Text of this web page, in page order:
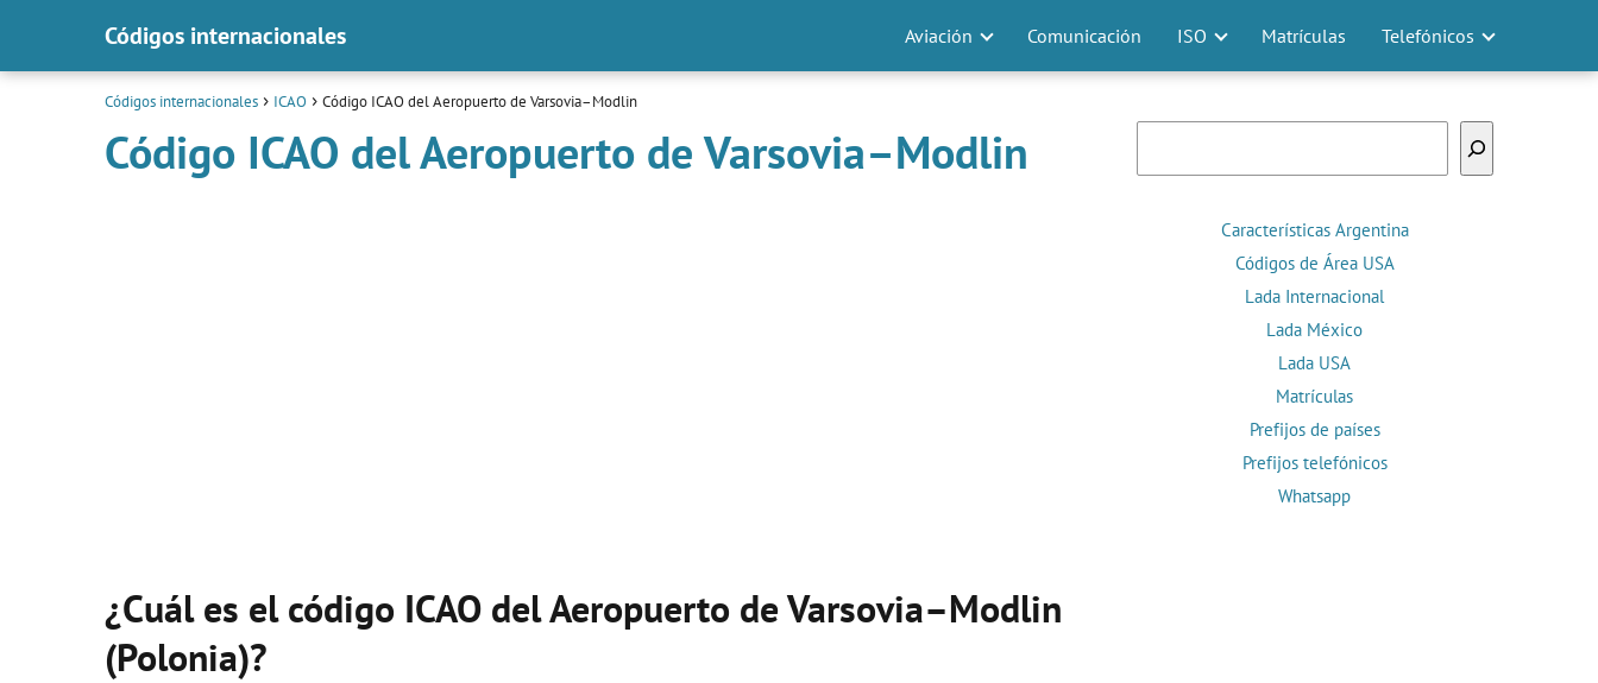
Códigos internacionales Aviación Comunicación ISO Matrículas Telefónicos
Códigos internacionales ICAO Código ICAO del Aeropuerto de Varsovia–Modlin
Código ICAO del Aeropuerto de Varsovia–Modlin
¿Cuál es el código ICAO del Aeropuerto de Varsovia–Modlin
(Polonia)?
Características Argentina
Códigos de Área USA
Lada Internacional
Lada México
Lada USA
Matrículas
Prefijos de países
Prefijos telefónicos
Whatsapp